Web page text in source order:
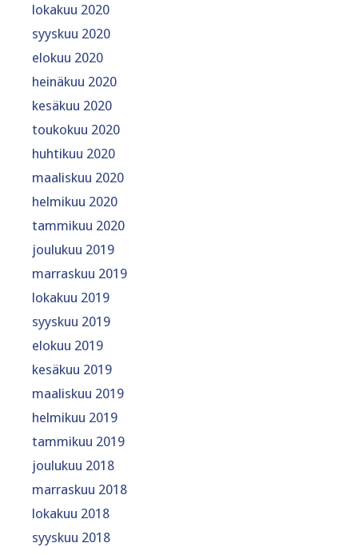
lokakuu 2020
syyskuu 2020
elokuu 2020
heinäkuu 2020
kesäkuu 2020
toukokuu 2020
huhtikuu 2020
maaliskuu 2020
helmikuu 2020
tammikuu 2020
joulukuu 2019
marraskuu 2019
lokakuu 2019
syyskuu 2019
elokuu 2019
kesäkuu 2019
maaliskuu 2019
helmikuu 2019
tammikuu 2019
joulukuu 2018
marraskuu 2018
lokakuu 2018
syyskuu 2018